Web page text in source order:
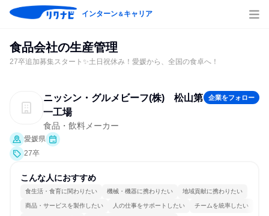
インターン＆キャリア
食品会社の生産管理
27卒追加募集スタート✨土日祝休み！愛媛から、全国の食卓へ！
ニッシン・グルメビーフ(株) 松山第
一工場
企業をフォロー
食品・飲料メーカー
愛媛県
27卒
こんな人におすすめ
食生活・食育に関わりたい 機械・機器に携わりたい 地域貢献に携わりたい
商品・サービスを製作したい 人の仕事をサポートしたい チームを統率したい